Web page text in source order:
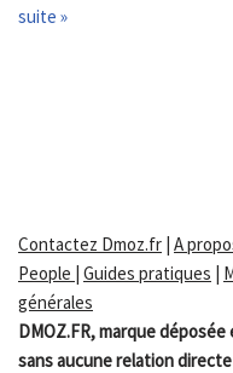
suite »
Contactez Dmoz.fr | A
People | Guides pratiques |
générales
DMOZ.FR, marque
sans aucune relation